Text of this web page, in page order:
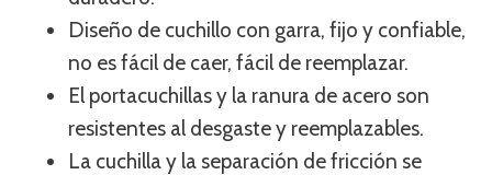
Diseño de cuchillo con garra, fijo y confiable,
no es fácil de caer, fácil de reemplazar.
El portacuchillas y la ranura de acero son
resistentes al desgaste y reemplazables.
La cuchilla y la separación de fricción se